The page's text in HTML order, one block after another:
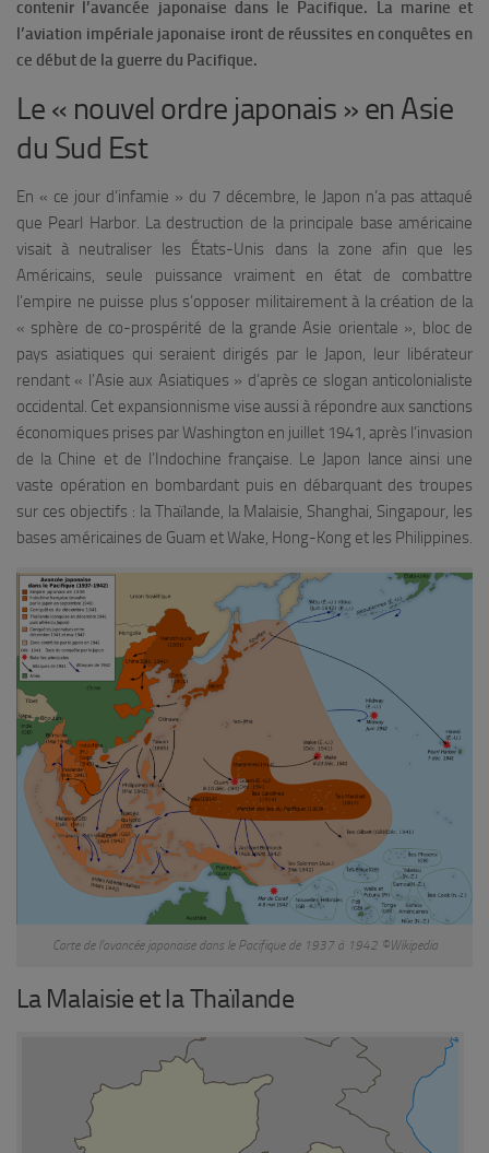
contenir l’avancée japonaise dans le Pacifique. La marine et
l’aviation impériale japonaise iront de réussites en conquêtes en
ce début de la guerre du Pacifique.
Le « nouvel ordre japonais » en Asie
du Sud Est
En « ce jour d’infamie » du 7 décembre, le Japon n’a pas attaqué
que Pearl Harbor. La destruction de la principale base américaine
visait à neutraliser les États-Unis dans la zone afin que les
Américains, seule puissance vraiment en état de combattre
l’empire ne puisse plus s’opposer militairement à la création de la
« sphère de co-prospérité de la grande Asie orientale », bloc de
pays asiatiques qui seraient dirigés par le Japon, leur libérateur
rendant « l’Asie aux Asiatiques » d’après ce slogan anticolonialiste
occidental. Cet expansionnisme vise aussi à répondre aux sanctions
économiques prises par Washington en juillet 1941, après l’invasion
de la Chine et de l’Indochine française. Le Japon lance ainsi une
vaste opération en bombardant puis en débarquant des troupes
sur ces objectifs : la Thaïlande, la Malaisie, Shanghai, Singapour, les
bases américaines de Guam et Wake, Hong-Kong et les Philippines.
Carte de l’avancée japonaise dans le Pacifique de 1937 à 1942 ©Wikipedia
La Malaisie et la Thaïlande